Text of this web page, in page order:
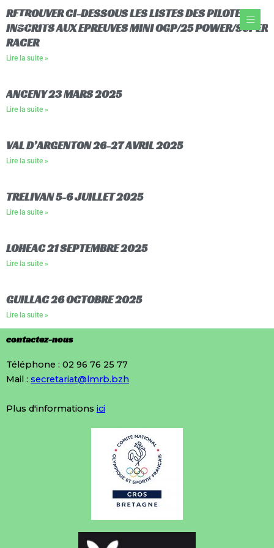
Aller
au
contenu
RETROUVER CI-DESSOUS LES LISTES DES PILOTES
INSCRITS AUX EPREUVES MINI OGP/25 POWER/SUPER
RACER
Lire la suite »
ANCENY 23 MARS 2025
Lire la suite »
VAL D’ARGENTON 26-27 AVRIL 2025
Lire la suite »
TRELIVAN 5-6 JUILLET 2025
Lire la suite »
LOHEAC 21 SEPTEMBRE 2025
Lire la suite »
GUILLAC 26 OCTOBRE 2025
Lire la suite »
contactez-nous
Téléphone : 02 96 76 25 77
Mail : secretariat@lmrb.bzh
Plus d'informations ici